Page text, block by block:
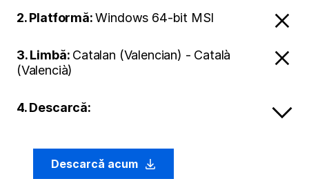
2. Platformă:Windows 64-bit MSI
3. Limbă: Catalan (Valencian) - Català
(Valencià)
4. Descarcă:
Descarcă acum